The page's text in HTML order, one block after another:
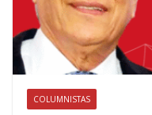
COLUMNISTAS